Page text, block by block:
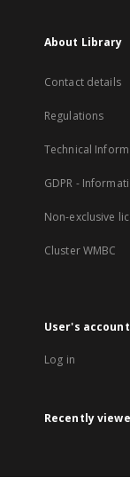
About Library
Contact details
Regulations
Technical
GDPR -
Non-exclusive
Cluster WMBC
User's account
Log in
Recently